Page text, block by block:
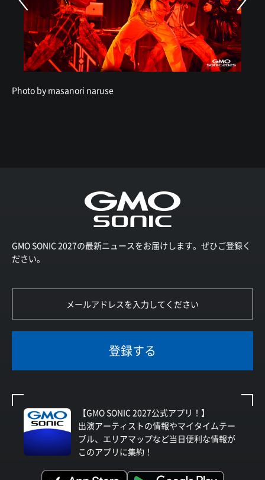
Photo by masanori naruse
GMO SONIC 2027の最新ニュースをお届けします。ぜひご登録く
ださい。
登録する
【GMO SONIC 2027公式アプリ！】
出演アーティストの情報やマイタイムテー
ブル、エリアマップなど当日便利な情報が
このアプリに集約！